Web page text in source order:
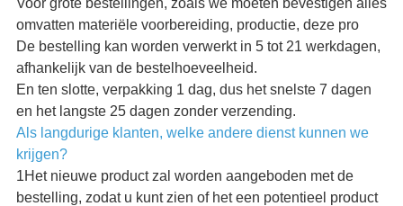
omvatten materiële voorbereiding, productie, deze pro
De bestelling kan worden verwerkt in 5 tot 21 werkdagen,
afhankelijk van de bestelhoeveelheid.
En ten slotte, verpakking 1 dag, dus het snelste 7 dagen
en het langste 25 dagen zonder verzending.
Als langdurige klanten, welke andere dienst kunnen we
krijgen?
1Het nieuwe product zal worden aangeboden met de
bestelling, zodat u kunt zien of het een potentieel product